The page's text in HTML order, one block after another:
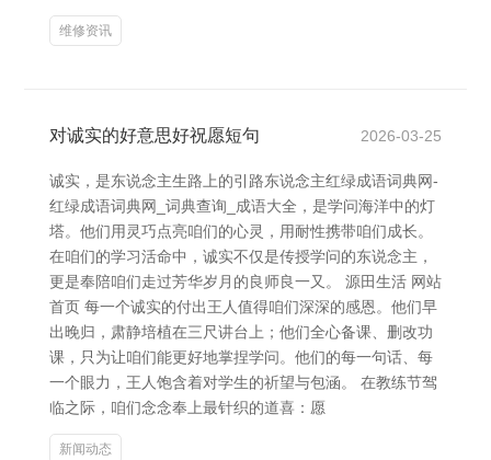
维修资讯
对诚实的好意思好祝愿短句 2026-03-25
诚实，是东说念主生路上的引路东说念主红绿成语词典网-
红绿成语词典网_词典查询_成语大全，是学问海洋中的灯
塔。他们用灵巧点亮咱们的心灵，用耐性携带咱们成长。
在咱们的学习活命中，诚实不仅是传授学问的东说念主，
更是奉陪咱们走过芳华岁月的良师良一又。 源田生活 网站
首页 每一个诚实的付出王人值得咱们深深的感恩。他们早
出晚归，肃静培植在三尺讲台上；他们全心备课、删改功
课，只为让咱们能更好地掌捏学问。他们的每一句话、每
一个眼力，王人饱含着对学生的祈望与包涵。 在教练节驾
临之际，咱们念念奉上最针织的道喜：愿
新闻动态